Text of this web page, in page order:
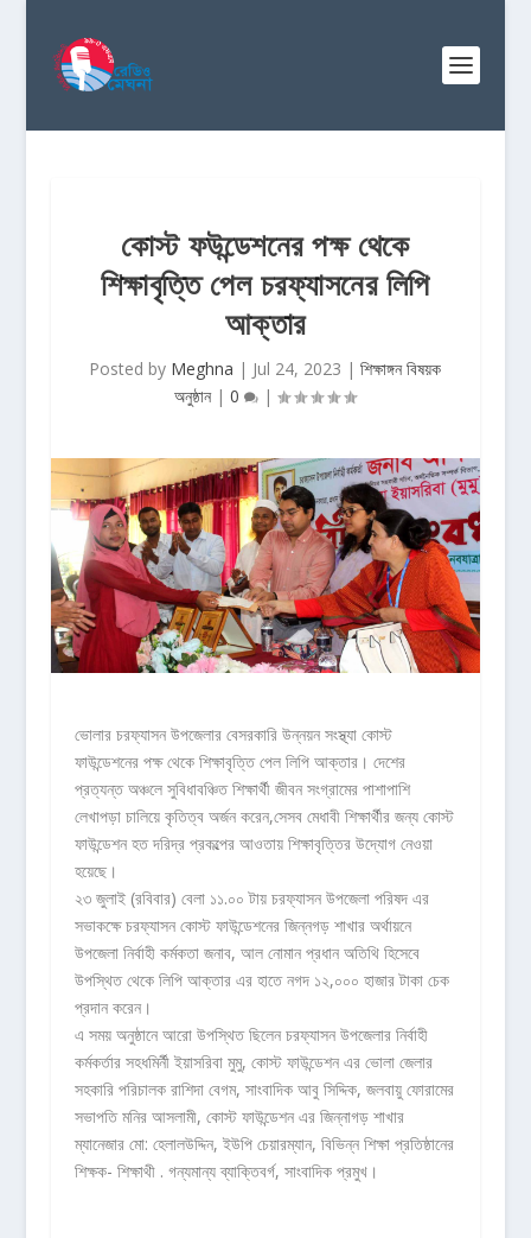
কোস্ট ফউন্ডেশনের পক্ষ থেকে
শিক্ষাবৃত্তি পেল চরফ্যাসনের লিপি
আক্তার
Posted by Meghna | Jul 24, 2023 |শিক্ষাঙ্গন বিষয়ক
অনুষ্ঠান|0 |
ভোলার চরফ্যাসন উপজেলার বেসরকারি উন্নয়ন সংস্থ্যা কোস্ট
ফাউন্ডেশনের পক্ষ থেকে শিক্ষাবৃত্তি পেল লিপি আক্তার। দেশের
প্রত্যন্ত অঞ্চলে সুবিধাবঞ্চিত শিক্ষার্থী জীবন সংগ্রামের পাশাপাশি
লেখাপড়া চালিয়ে কৃতিত্ব অর্জন করেন,সেসব মেধাবী শিক্ষার্থীর জন্য কোস্ট
ফাউন্ডেশন হত দরিদ্র প্রকল্পের আওতায় শিক্ষাবৃত্তির উদ্যোগ নেওয়া
হয়েছে।
২৩ জুলাই (রবিবার) বেলা ১১.০০ টায় চরফ্যাসন উপজেলা পরিষদ এর
সভাকক্ষে চরফ্যাসন কোস্ট ফাউন্ডেশনের জিন্নগড় শাখার অর্থায়নে
উপজেলা নির্বাহী কর্মকতা জনাব, আল নোমান প্রধান অতিথি হিসেবে
উপস্থিত থেকে লিপি আক্তার এর হাতে নগদ ১২,০০০ হাজার টাকা চেক
প্রদান করেন।
এ সময় অনুষ্ঠানে আরো উপস্থিত ছিলেন চরফ্যাসন উপজেলার নির্বাহী
কর্মকর্তার সহধমির্নী ইয়াসরিবা মুমু, কোস্ট ফাউন্ডেশন এর ভোলা জেলার
সহকারি পরিচালক রাশিদা বেগম, সাংবাদিক আবু সিদ্দিক, জলবায়ু ফোরামের
সভাপতি মনির আসলামী, কোস্ট ফাউন্ডেশন এর জিন্নাগড় শাখার
ম্যানেজার মো: হেলালউদ্দিন, ইউপি চেয়ারম্যান, বিভিন্ন শিক্ষা প্রতিষ্ঠানের
শিক্ষক- শিক্ষাথী . গন্যমান্য ব্যাক্তিবর্গ, সাংবাদিক প্রমুখ।